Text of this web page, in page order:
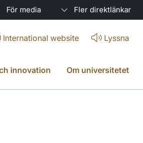
För media Fler direktlänkar
International website Lyssna
innovation Om universitetet